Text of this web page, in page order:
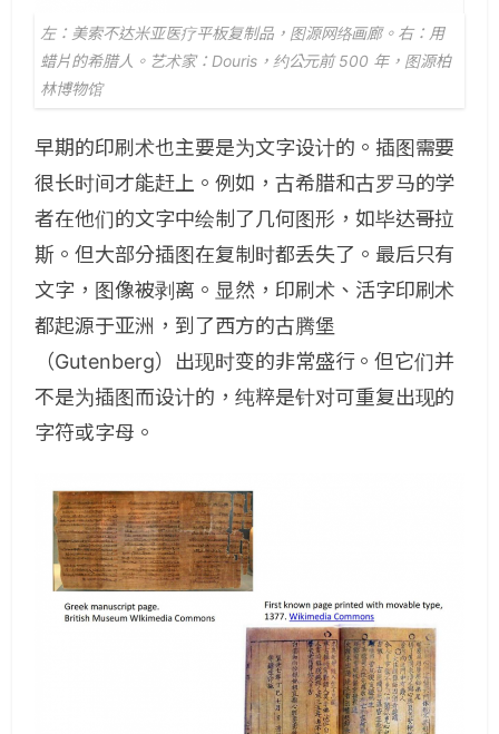
左：美索不达米亚医疗平板复制品，图源网络画廊。右：用
蜡片的希腊人。艺术家：Douris，约公元前 500 年，图源柏
林博物馆
早期的印刷术也主要是为文字设计的。插图需要
很长时间才能赶上。例如，古希腊和古罗马的学
者在他们的文字中绘制了几何图形，如毕达哥拉
斯。但大部分插图在复制时都丢失了。最后只有
文字，图像被剥离。显然，印刷术、活字印刷术
都起源于亚洲，到了西方的古腾堡
（Gutenberg）出现时变的非常盛行。但它们并
不是为插图而设计的，纯粹是针对可重复出现的
字符或字母。